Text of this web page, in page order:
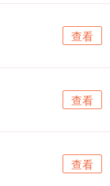
查看
查看
查看